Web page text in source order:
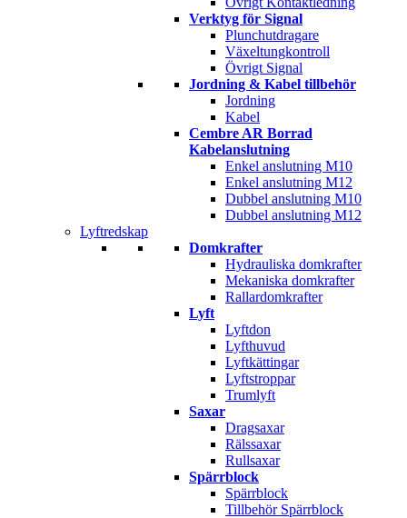
Verktyg för Signal
Plunchutdragare
Växeltungkontroll
Övrigt Signal
Jordning & Kabel tillbehör
Jordning
Kabel
Cembre AR Borrad
Kabelanslutning
Enkel anslutning M10
Enkel anslutning M12
Dubbel anslutning M10
Dubbel anslutning M12
Lyftredskap
Domkrafter
Hydrauliska domkrafter
Mekaniska domkrafter
Rallardomkrafter
Lyft
Lyftdon
Lyfthuvud
Lyftkättingar
Lyftstroppar
Trumlyft
Saxar
Dragsaxar
Rälssaxar
Rullsaxar
Spärrblock
Spärrblock
Tillbehör Spärrblock